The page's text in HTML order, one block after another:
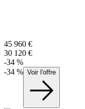
45 960 €
30 120 €
-34 %
-34 % Voir l'offre